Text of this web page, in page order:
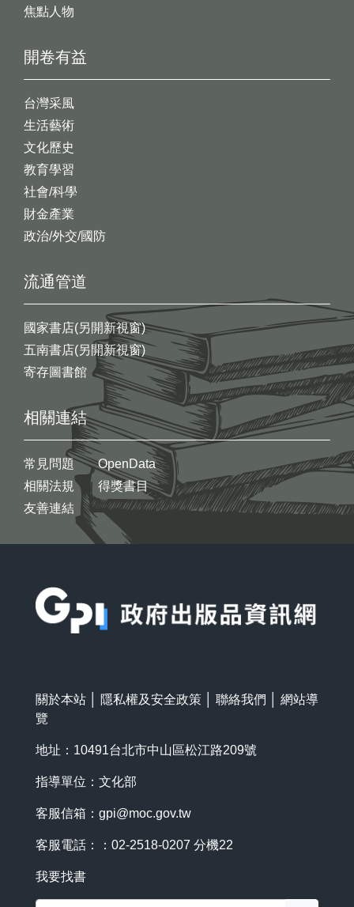
開卷有益
台灣采風
生活藝術
文化歷史
教育學習
社會/科學
財金產業
政治/外交/國防
焦點人物
流通管道
國家書店(另開新視窗)
五南書店(另開新視窗)
寄存圖書館
相關連結
常見問題
相關法規
友善連結
OpenData
得獎書目
關於本站 隱私權及安全政策 聯絡我們
網站導
覽
地址：10491台北市中山區松江路209號
指導單位：文化部
客服信箱： gpi@moc.gov.tw
客服電話：：02-2518-0207 分機22
我要找書